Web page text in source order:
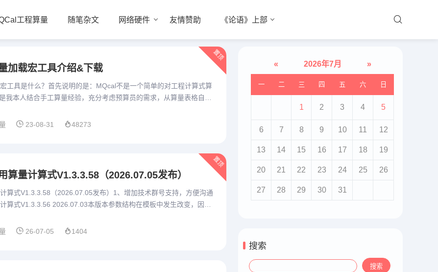
工程算量 随笔杂文 网络硬件 友情赞助 《论语》上部
加载宏工具介绍&下载
工具是什么？首先说明的是：MQcal不是一个简单的对工程计算式算
我本人结合手工算量经验，充分考虑预算员的需求，从算量表格自己
23-08-31 48273
置顶
算量计算式V1.3.3.58（2026.07.05发布）
算式V1.3.3.58（2026.07.05发布）1、增加技术群号支持，方便沟通
算式V1.3.3.56 2026.07.03本版本参数结构在模板中发生改变，因此
26-07-05 1404
置顶
« 2026年7月 »
一 二 三 四 五 六 日
1 2 3 4 5
6 7 8 9 10 11 12
13 14 15 16 17 18 19
20 21 22 23 24 25 26
27 28 29 30 31
搜索